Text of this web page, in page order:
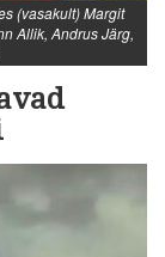
(vasakult) Margit
Allik, Andrus Järg,